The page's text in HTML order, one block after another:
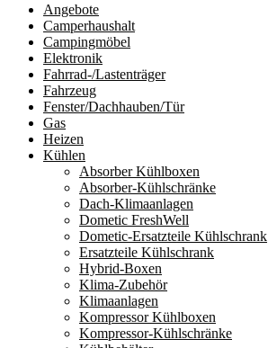
Angebote
Camperhaushalt
Campingmöbel
Elektronik
Fahrrad-/Lastenträger
Fahrzeug
Fenster/Dachhauben/Tür
Gas
Heizen
Kühlen
Absorber Kühlboxen
Absorber-Kühlschränke
Dach-Klimaanlagen
Dometic FreshWell
Dometic-Ersatzteile Kühlschrank
Ersatzteile Kühlschrank
Hybrid-Boxen
Klima-Zubehör
Klimaanlagen
Kompressor Kühlboxen
Kompressor-Kühlschränke